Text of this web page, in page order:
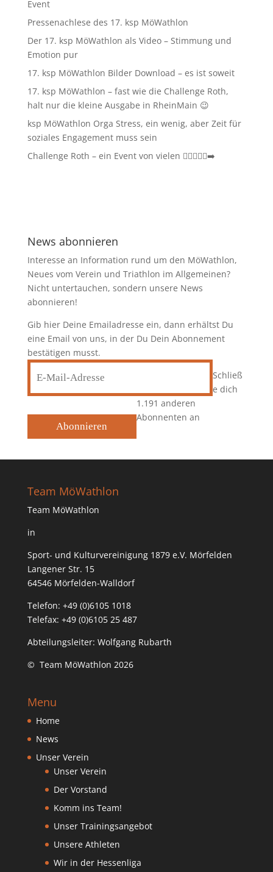
Event
Pressenachlese des 17. ksp MöWathlon
Der 17. ksp MöWathlon als Video – Stimmung und
Emotion pur
17. ksp MöWathlon Bilder Download – es ist soweit
17. ksp MöWathlon – fast wie die Challenge Roth,
halt nur die kleine Ausgabe in RheinMain 😉
ksp MöWathlon Orga Stress, ein wenig, aber Zeit für
soziales Engagement muss sein
Challenge Roth – ein Event von vielen 🏊‍♀️🚴‍♂️🏃‍➡️
News abonnieren
Interesse an Information rund um den MöWathlon,
Neues vom Verein und Triathlon im Allgemeinen?
Nicht untertauchen, sondern unsere News
abonnieren!
Gib hier Deine Emailadresse ein, dann erhältst Du
eine Email von uns, in der Du Dein Abonnement
bestätigen musst.
E-
Mail-
Adresse
Abonnieren
Schließ
e dich
1.191 anderen
Abonnenten an
Team MöWathlon
Team MöWathlon
in
Sport- und Kulturvereinigung 1879 e.V. Mörfelden
Langener Str. 15
64546 Mörfelden-Walldorf
Telefon: +49 (0)6105 1018
Telefax: +49 (0)6105 25 487
Abteilungsleiter: Wolfgang Rubarth
© Team MöWathlon 2026
Menu
Home
News
Unser Verein
Unser Verein
Der Vorstand
Komm ins Team!
Unser Trainingsangebot
Unsere Athleten
Wir in der Hessenliga